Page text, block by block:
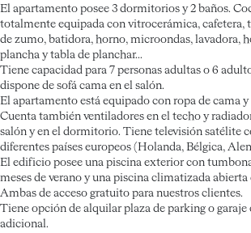
El apartamento posee 3 dormitorios y 2 baños.
totalmente equipada con vitrocerámica, cafetera,
de zumo, batidora, horno, microondas, lavadora,
plancha y tabla de planchar...
Tiene capacidad para 7 personas adultas o 6
dispone de sofá cama en el salón.
El apartamento está equipado con ropa de cama y
Cuenta también ventiladores en el techo y
salón y en el dormitorio. Tiene televisión satélite
diferentes países europeos (Holanda, Bélgica,
El edificio posee una piscina exterior con
meses de verano y una piscina climatizada abierta
Ambas de acceso gratuito para nuestros clientes.
Tiene opción de alquilar plaza de parking o
adicional.